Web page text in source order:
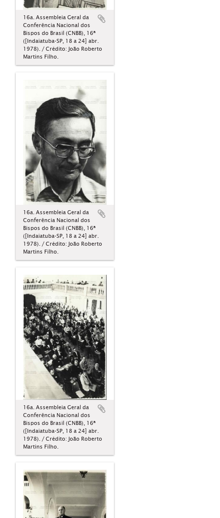
16a. Assembleia Geral da
Conferência Nacional dos
Bispos do Brasil (CNBB), 16ª
([Indaiatuba-SP, 18 a 24] abr.
1978). / Crédito: João Roberto
Martins Filho.
16a. Assembleia Geral da
Conferência Nacional dos
Bispos do Brasil (CNBB), 16ª
([Indaiatuba-SP, 18 a 24] abr.
1978). / Crédito: João Roberto
Martins Filho.
16a. Assembleia Geral da
Conferência Nacional dos
Bispos do Brasil (CNBB), 16ª
([Indaiatuba-SP, 18 a 24] abr.
1978). / Crédito: João Roberto
Martins Filho.